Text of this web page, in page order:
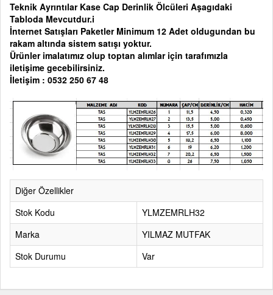
Teknik Ayrıntılar Kase Cap Derinlik Ölcüleri Aşagıdaki
Tabloda Mevcutdur.i
İnternet Satışları Paketler Minimum 12 Adet oldugundan bu
rakam altında sistem satışı yoktur.
Ürünler imalatımız olup toptan alımlar için tarafımızla
iletişime gecebilirsiniz.
İletişim : 0532 250 67 48
Diğer Özellikler
Stok Kodu
YLMZEMRLH32
Marka
YILMAZ MUTFAK
Stok Durumu
Var